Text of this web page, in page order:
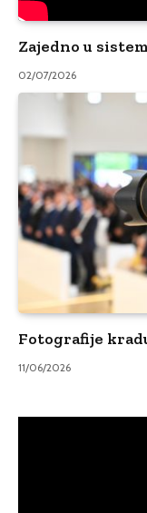
Zajedno u
02/07/2026
Fotografije
11/06/2026